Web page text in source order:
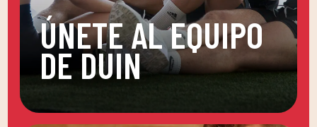
ÚNETE AL EQUIPO
DE DUIN